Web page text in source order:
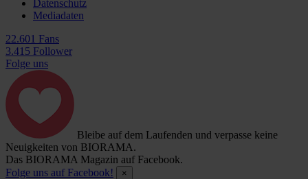
Datenschutz
Mediadaten
22.601 Fans
3.415 Follower
Folge uns
Bleibe auf dem Laufenden und verpasse keine
Neuigkeiten von BIORAMA.
Das BIORAMA Magazin auf Facebook.
Folge uns auf Facebook!
×